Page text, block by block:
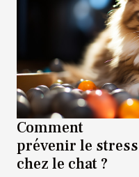
présence des autres. Ici,
nous présentons quatre
plantes toxiques pour nos
animaux. Les liliacées
Cette famille de plantes
regroupe les Tulipês,...
Comment
prévenir le stress
chez le chat ?